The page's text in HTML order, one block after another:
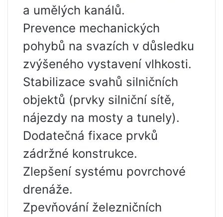
a umělých kanálů.
Prevence mechanických
pohybů na svazích v důsledku
zvýšeného vystavení vlhkosti.
Stabilizace svahů silničních
objektů (prvky silniční sítě,
nájezdy na mosty a tunely).
Dodatečná fixace prvků
zádržné konstrukce.
Zlepšení systému povrchové
drenáže.
Zpevňování železničních